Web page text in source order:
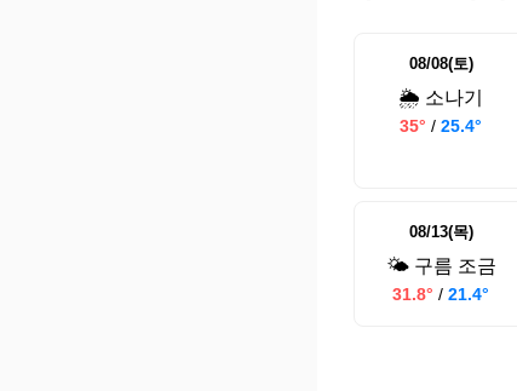
08/08(토)
🌦️ 소나기
35° / 25.4°
08/13(목)
🌤️ 구름 조금
31.8° / 21.4°